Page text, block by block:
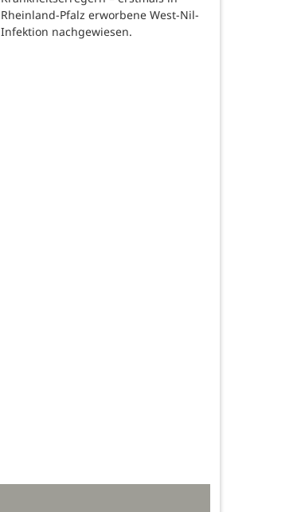
Rheinland-Pfalz erworbene West-Nil-
Infektion nachgewiesen.